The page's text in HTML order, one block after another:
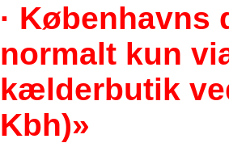
· Københavns
normalt kun
kælderbutik
Kbh)»